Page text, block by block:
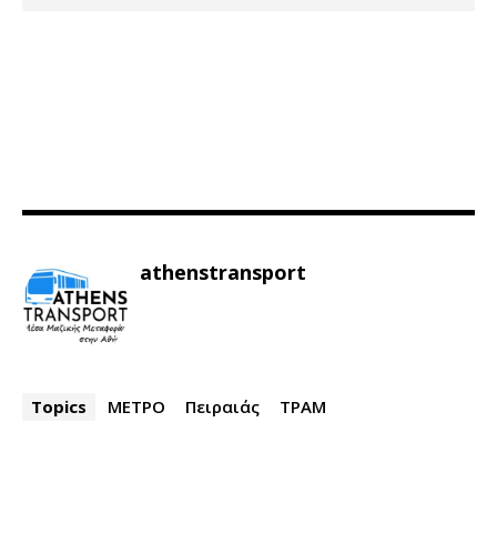
athenstransport
Topics ΜΕΤΡΟ Πειραιάς ΤΡΑΜ